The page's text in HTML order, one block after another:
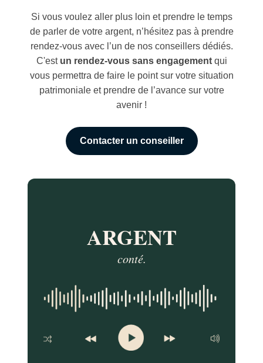
Si vous voulez aller plus loin et prendre le temps
de parler de votre argent, n’hésitez pas à prendre
rendez-vous avec l’un de nos conseillers dédiés.
C'est un rendez-vous sans engagementqui
vous permettra de faire le point sur votre situation
patrimoniale et prendre de l’avance sur votre
avenir !
Contacter un conseiller
ARGENT
conté.